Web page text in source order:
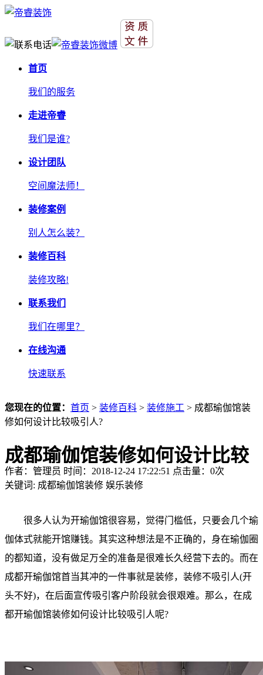
首页
我们的服务
走进帝睿
我们是谁?
设计团队
空间魔法师！
装修案例
别人怎么装？
装修百科
装修攻略!
联系我们
我们在哪里？
在线沟通
快速联系
您现在的位置： 首页 > 装修百科 > 装修施工 > 成都瑜伽馆装
修如何设计比较吸引人?
成都瑜伽馆装修如何设计比较
吸引人?
作者：管理员 时间：2018-12-24 17:22:51 点击量： 0次
关键词: 成都瑜伽馆装修 娱乐装修
很多人认为开瑜伽馆很容易，觉得门槛低，只要会几个瑜
伽体式就能开馆赚钱。其实这种想法是不正确的，身在瑜伽圈
的都知道，没有做足万全的准备是很难长久经营下去的。而在
成都开瑜伽馆首当其冲的一件事就是装修，装修不吸引人(开
头不好)，在后面宣传吸引客户阶段就会很艰难。那么，在成
都开瑜伽馆装修如何设计比较吸引人呢?